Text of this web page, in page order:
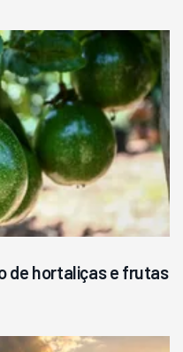
de hortaliças e frutas